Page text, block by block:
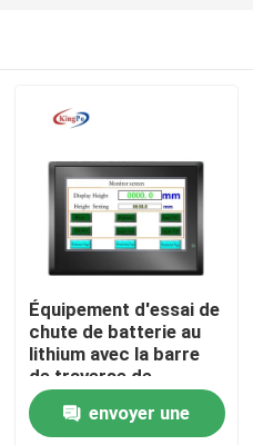
Équipement d'essai de
chute de batterie au
lithium avec la barre
de traverse de
15.8mm
envoyer une